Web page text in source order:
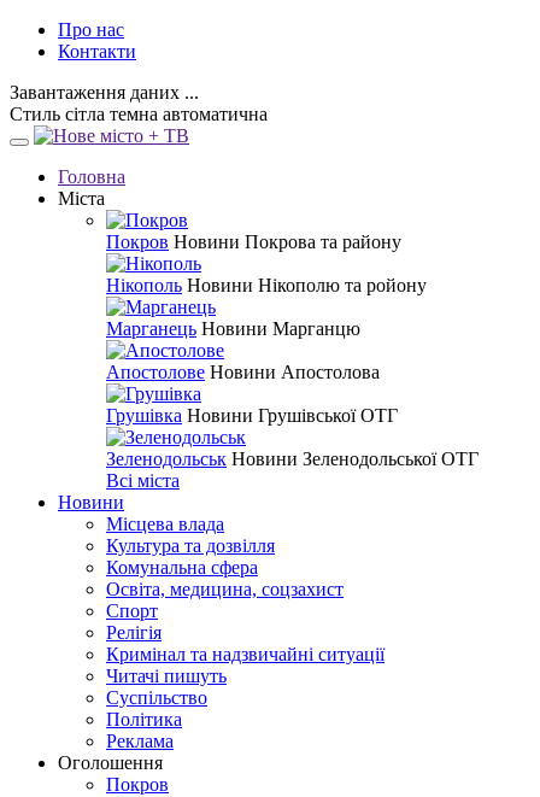
Про нас
Контакти
Завантаження даних ...
Стиль сітла темна автоматична
Головна
Міста
Покров Новини Покрова та району
Нікополь Новини Нікополю та ройону
Марганець Новини Марганцю
Апостолове Новини Апостолова
Грушівка Новини Грушівської ОТГ
Зеленодольськ Новини Зеленодольської ОТГ
Всі міста
Новини
Місцева влада
Культура та дозвілля
Комунальна сфера
Освіта, медицина, соцзахист
Спорт
Релігія
Кримінал та надзвичайні ситуації
Читачі пишуть
Суспільство
Політика
Реклама
Оголошення
Покров